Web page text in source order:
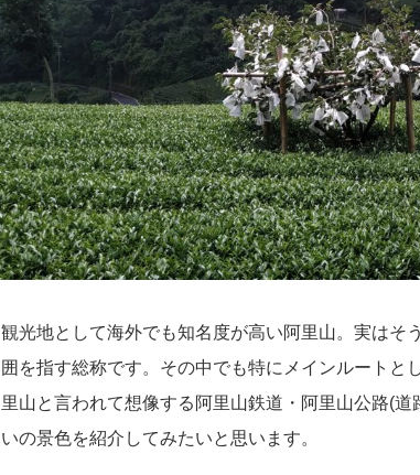
観光地として海外でも知名度が高い阿里山。実はそ
囲を指す総称です。その中でも特にメインルートと
里山と言われて想像する阿里山鉄道・阿里山公路(
いの景色を紹介してみたいと思います。